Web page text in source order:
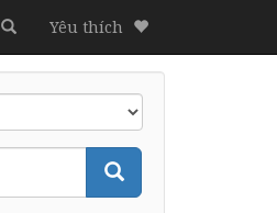
Yêu thích